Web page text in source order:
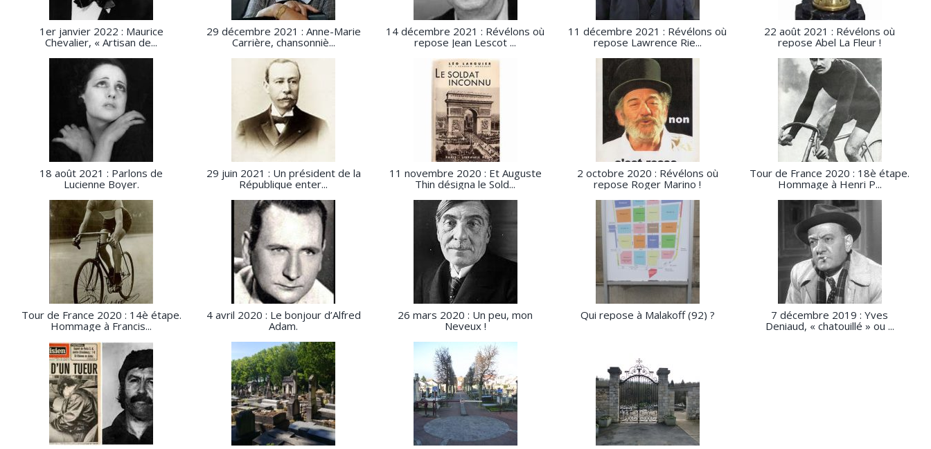
1er janvier 2022 : Maurice
Chevalier, « Artisan de...
29 décembre 2021 : Anne-Marie
Carrière, chansonniè...
14 décembre 2021 : Révélons où
repose Jean Lescot ...
11 décembre 2021 : Révélons où
repose Lawrence Rie...
22 août 2021 : Révélons où
repose Abel La Fleur !
18 août 2021 : Parlons de
Lucienne Boyer.
29 juin 2021 : Un président de la
République enter...
11 novembre 2020 : Et Auguste
Thin désigna le Sold...
2 octobre 2020 : Révélons où
repose Roger Marino !
Tour de France 2020 : 18è étape.
Hommage à Henri P...
Tour de France 2020 : 14è étape.
Hommage à Francis...
4 avril 2020 : Le bonjour d’Alfred
Adam.
26 mars 2020 : Un peu, mon
Neveux !
Qui repose à Malakoff (92) ?
7 décembre 2019 : Yves
Deniaud, « chatouillé » ou ...